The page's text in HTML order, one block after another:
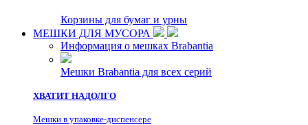
Корзины для бумаг и урны
МЕШКИ ДЛЯ МУСОРА
Информация о мешках Brabantia
Мешки Brabantia для всех серий
ХВАТИТ НАДОЛГО
Мешки в упаковке-диспенсере